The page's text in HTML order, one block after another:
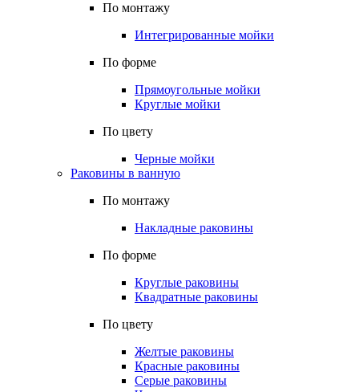
По монтажу
Интегрированные мойки
По форме
Прямоугольные мойки
Круглые мойки
По цвету
Черные мойки
Раковины в ванную
По монтажу
Накладные раковины
По форме
Круглые раковины
Квадратные раковины
По цвету
Желтые раковины
Красные раковины
Серые раковины